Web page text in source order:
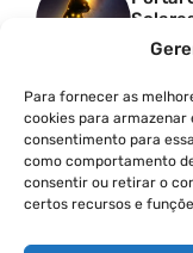
Para fornecer as
cookies para armazenar
consentimento para
como comportamento
consentir ou retirar o
certos recursos e
Uma
Como